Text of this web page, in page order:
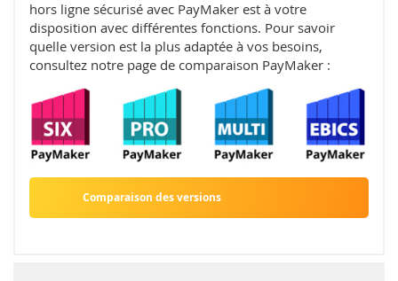
hors ligne sécurisé avec PayMaker est à votre
disposition avec différentes fonctions. Pour savoir
quelle version est la plus adaptée à vos besoins,
consultez notre page de comparaison PayMaker :
Comparaison des versions